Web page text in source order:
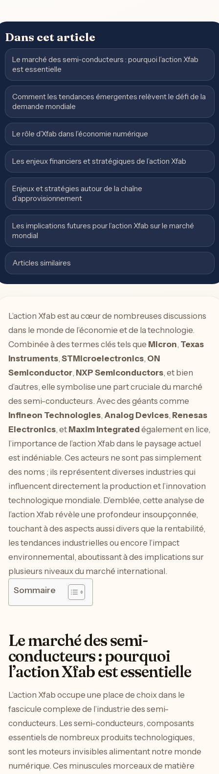
Dans cet article
Le marché des semi-conducteurs : pourquoi l’action Xfab
est essentielle
Comment les tendances émergentes relèvent le défi de la
demande mondiale
Le rôle d’Xfab dans l’économie numérique
Les enjeux financiers et stratégiques de l’action Xfab
Enjeux et stratégies autour de la chaîne
d’approvisionnement
Les implications futures pour l’action Xfab sur le marché
mondial
Articles similaires
L’action Xfab est au cœur de nombreuses discussions
dans le monde de l’économie et de la technologie.
Combinée à des termes clés tels que Micron, Texas
Instruments, STMicroelectronics, ON
Semiconductor, NXP Semiconductors, et bien
d’autres, elle symbolise une part cruciale du marché
des semi-conducteurs. Avec des géants comme
Infineon Technologies, Analog Devices, Renesas
Electronics, et Maxim Integrated également en lice,
l’importance de l’action Xfab dans le paysage actuel
est indéniable. Ces acteurs ne sont pas simplement
des noms ; ils représentent diverses industries qui
influencent directement la production et l’innovation
technologique mondiale. D’emblée, cette analyse de
l’action Xfab révèle une profondeur insoupçonnée,
touchant à des aspects aussi divers que la rentabilité,
les tendances industrielles ou encore l’impact
environnemental, aboutissant à des implications sur
plusieurs niveaux du marché international.
Sommaire
Le marché des semi-
conducteurs : pourquoi
l’action Xfab est essentielle
L’action Xfab occupe une place de choix dans le
fascicule complexe de l’industrie des semi-
conducteurs. Les semi-conducteurs, composants
essentiels de nombreux produits technologiques,
sont les moteurs invisibles alimentant notre monde
numérique. Ces minuscules morceaux de matière